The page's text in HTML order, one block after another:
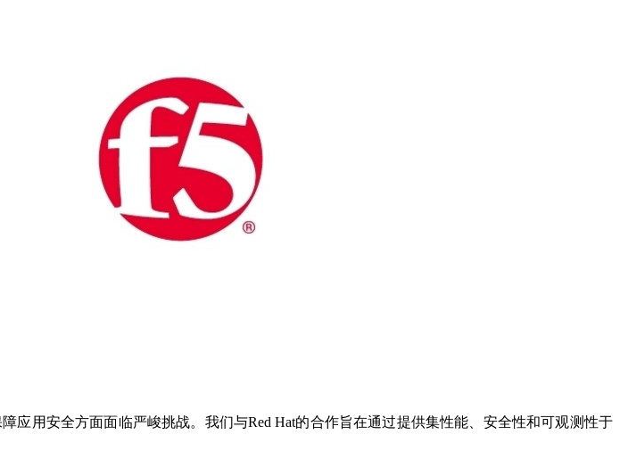
应用安全方面面临严峻挑战。我们与Red Hat的合作旨在通过提供集性能、安全性和可观测性于